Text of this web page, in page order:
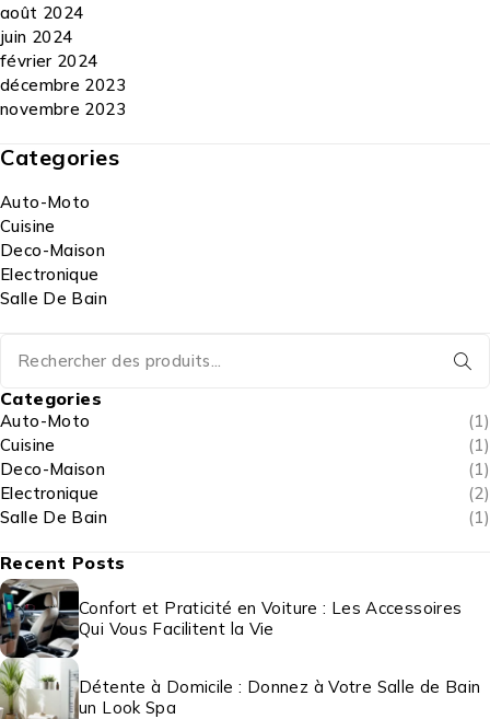
août 2024
juin 2024
février 2024
décembre 2023
novembre 2023
Categories
Auto-Moto
Cuisine
Deco-Maison
Electronique
Salle De Bain
Categories
Auto-Moto
(1)
Cuisine
(1)
Deco-Maison
(1)
Electronique
(2)
Salle De Bain
(1)
Recent Posts
Confort et Praticité en Voiture : Les Accessoires
Qui Vous Facilitent la Vie
Détente à Domicile : Donnez à Votre Salle de Bain
un Look Spa